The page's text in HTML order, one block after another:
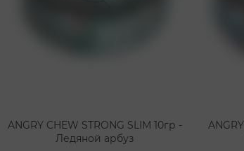
ANGRY CHEW STRONG SLIM 10гр -
Ледяной арбуз